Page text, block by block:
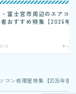
富士宮市周辺のエアコ
おすすめ特集【2026年
サービ
コン修理屋特集【2026年版